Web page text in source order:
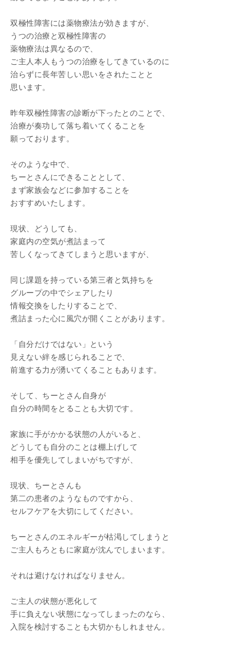
双極性障害には薬物療法が効きますが、
うつの治療と双極性障害の
薬物療法は異なるので、
ご主人本人もうつの治療をしてきているのに
治らずに長年苦しい思いをされたことと
思います。
昨年双極性障害の診断が下ったとのことで、
治療が奏功して落ち着いてくることを
願っております。
そのような中で、
ちーとさんにできることとして、
まず家族会などに参加することを
おすすめいたします。
現状、どうしても、
家庭内の空気が煮詰まって
苦しくなってきてしまうと思いますが、
同じ課題を持っている第三者と気持ちを
グループの中でシェアしたり
情報交換をしたりすることで、
煮詰まった心に風穴が開くことがあります。
「自分だけではない」という
見えない絆を感じられることで、
前進する力が湧いてくることもあります。
そして、ちーとさん自身が
自分の時間をとることも大切です。
家族に手がかかる状態の人がいると、
どうしても自分のことは棚上げして
相手を優先してしまいがちですが、
現状、ちーとさんも
第二の患者のようなものですから、
セルフケアを大切にしてください。
ちーとさんのエネルギーが枯渇してしまうと
ご主人もろともに家庭が沈んでしまいます。
それは避けなければなりません。
ご主人の状態が悪化して
手に負えない状態になってしまったのなら、
入院を検討することも大切かもしれません。